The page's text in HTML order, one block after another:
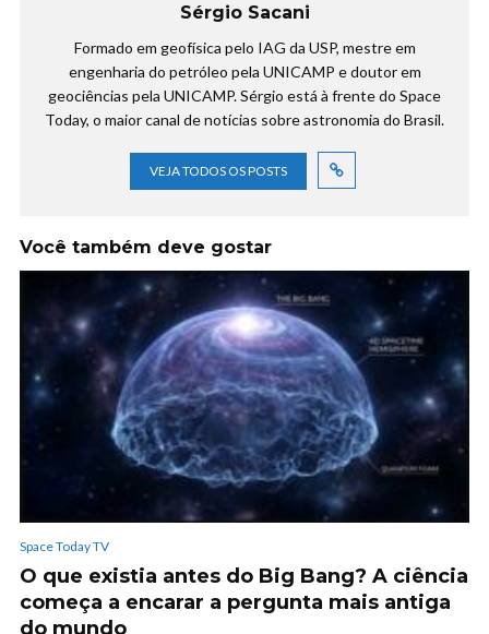
Sérgio Sacani
Formado em geofísica pelo IAG da USP, mestre em
engenharia do petróleo pela UNICAMP e doutor em
geociências pela UNICAMP. Sérgio está à frente do Space
Today, o maior canal de notícias sobre astronomia do Brasil.
VEJA TODOS OS POSTS
Você também deve gostar
Space Today TV
O que existia antes do Big Bang? A ciência
começa a encarar a pergunta mais antiga
do mundo